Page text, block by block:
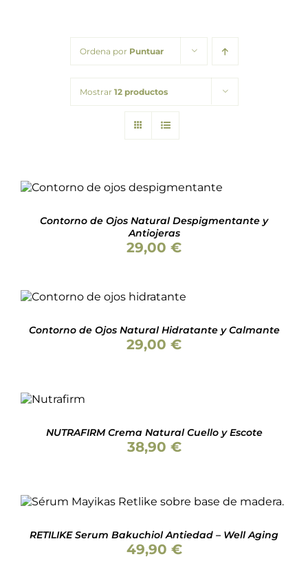
Packs regalo
Ordena por Puntuar
Mostrar 12 productos
AÑADIR AL CARRITO
/
DETALLES
Contorno de Ojos Natural Despigmentante y
Antiojeras
29,00 €
AÑADIR AL CARRITO
/
DETALLES
Contorno de Ojos Natural Hidratante y Calmante
29,00 €
CARRITO
DETALLES
NUTRAFIRM Crema Natural Cuello y Escote
38,90 €
AÑADIR AL CARRITO / DETALLES
RETILIKE Serum Bakuchiol Antiedad – Well Aging
49,90 €